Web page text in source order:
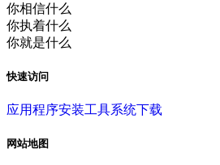
你相信什么
你执着什么
你就是什么
快速访问
应用程序安装工具系统下载
网站地图